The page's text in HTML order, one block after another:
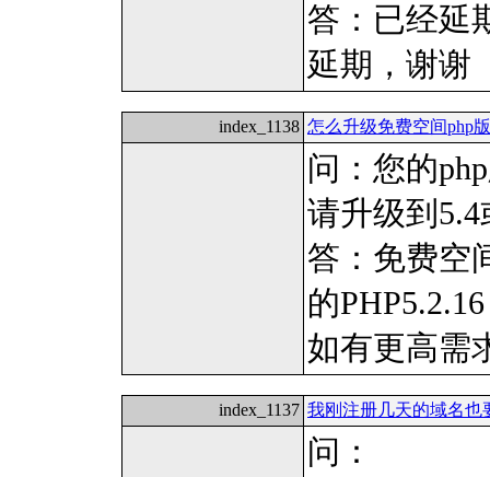
答：已经延
延期，谢谢
index_1138 怎么升级免费空间php
问：您的
请升级到
答：免费空
的PHP5.2.16
如有更高需
index_1137 我刚注册几天的域名也
问：